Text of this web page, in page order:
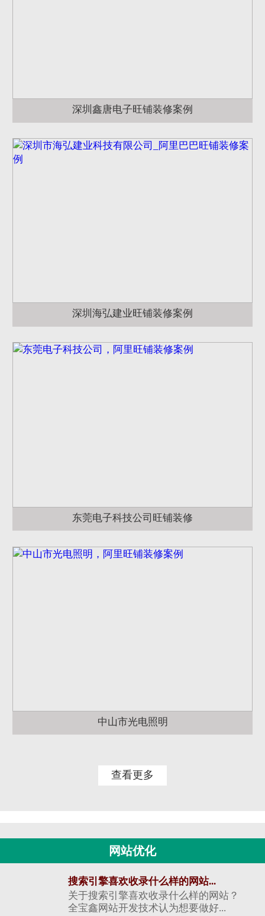
深圳鑫唐电子旺铺装修案例
深圳海弘建业旺铺装修案例
东莞电子科技公司旺铺装修
中山市光电照明
查看更多
网站优化
搜索引擎喜欢收录什么样的网站...
关于搜索引擎喜欢收录什么样的网站？
全宝鑫网站开发技术认为想要做好...